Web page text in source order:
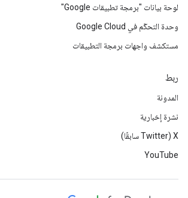
لوحة بيانات "برمجة تطبيقات Google"
وحدة التحكّم في Google Cloud
مستكشف واجهات برمجة التطبيقات
ربط
المدونة
نشرة إخبارية
‫X ‏(Twitter سابقًا)
YouTube